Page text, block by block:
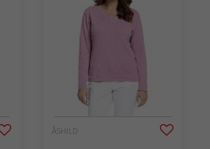
ÅSHILD